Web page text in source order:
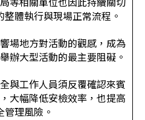
體執行與現場正常流程。
場地方對活動的觀感，成為
辦大型活動的最主要阻礙。
與工作人員須反覆確認來賓
大幅降低安檢效率，也提高
管理風險。